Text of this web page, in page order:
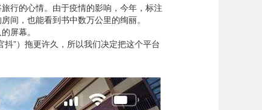
行的心情。由于疫情的影响，今年，标注
间，也能看到书中数万公里的绚丽。
屏幕。
”）拖更许久，所以我们决定把这个平台